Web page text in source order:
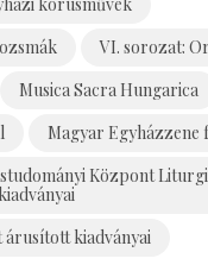
kórusművek
VI. sorozat:
Musica Sacra Hungarica
Magyar
Központ
árusított kiadványai